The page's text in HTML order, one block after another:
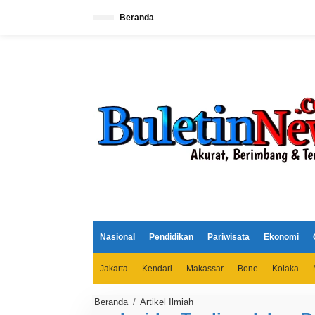
Beranda
Nasional Pendidikan Pariwisata Ekonomi
Jakarta Kendari Makassar Bone Kolaka
Beranda / Artikel Ilmiah